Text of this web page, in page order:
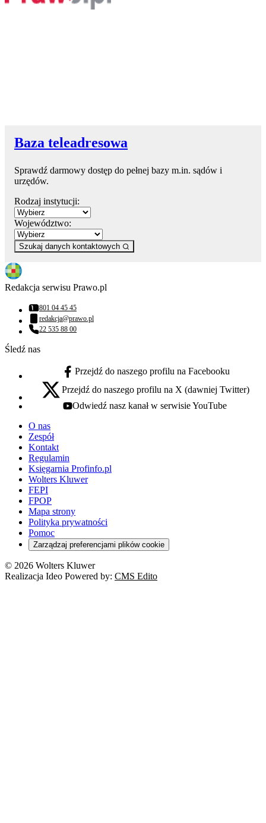
Baza teleadresowa
Sprawdź darmowy dostęp do pełnej bazy m.in. sądów i
urzędów.
Rodzaj instytucji:
Województwo:
Szukaj danych kontaktowych
Redakcja serwisu Prawo.pl
Numer telefonu:
801 04 45 45
Adres email:
redakcja@prawo.pl
Numer telefonu:
22 535 88 00
Śledź nas
facebook - otwiera się w nowej karcie
Przejdź do naszego profilu na Facebooku
x - otwiera się w nowej karcie
Przejdź do naszego profilu na X (dawniej Twitter)
youtube - otwiera się w nowej karcie
Odwiedź nasz kanał w serwisie YouTube
O nas
Zespół
Kontakt
Regulamin
Księgarnia Profinfo.pl
Wolters Kluwer
FEPI
FPOP
Mapa strony
Polityka prywatności
Pomoc
Zarządzaj preferencjami plików cookie
© 2026 Wolters Kluwer
Realizacja Ideo Powered by: CMS Edito